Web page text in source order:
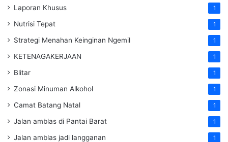
Laporan Khusus 1
Nutrisi Tepat 1
Strategi Menahan Keinginan Ngemil 1
KETENAGAKERJAAN 1
Blitar 1
Zonasi Minuman Alkohol 1
Camat Batang Natal 1
Jalan amblas di Pantai Barat 1
Jalan amblas jadi langganan 1